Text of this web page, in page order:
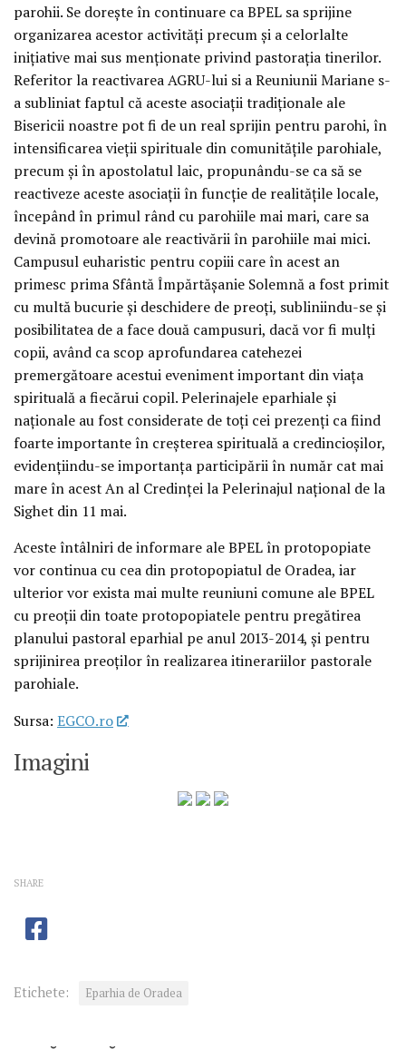
parohii. Se doreşte în continuare ca BPEL sa sprijine
organizarea acestor activităţi precum şi a celorlalte
iniţiative mai sus menţionate privind pastoraţia tinerilor.
Referitor la reactivarea AGRU-lui si a Reuniunii Mariane s-
a subliniat faptul că aceste asociaţii tradiţionale ale
Bisericii noastre pot fi de un real sprijin pentru parohi, în
intensificarea vieţii spirituale din comunităţile parohiale,
precum şi în apostolatul laic, propunându-se ca să se
reactiveze aceste asociaţii în funcţie de realităţile locale,
începând în primul rând cu parohiile mai mari, care sa
devină promotoare ale reactivării în parohiile mai mici.
Campusul euharistic pentru copiii care în acest an
primesc prima Sfântă Împărtăşanie Solemnă a fost primit
cu multă bucurie şi deschidere de preoţi, subliniindu-se şi
posibilitatea de a face două campusuri, dacă vor fi mulţi
copii, având ca scop aprofundarea catehezei
premergătoare acestui eveniment important din viaţa
spirituală a fiecărui copil. Pelerinajele eparhiale şi
naţionale au fost considerate de toţi cei prezenţi ca fiind
foarte importante în creşterea spirituală a credincioşilor,
evidenţiindu-se importanţa participării în număr cat mai
mare în acest An al Credinţei la Pelerinajul naţional de la
Sighet din 11 mai.
Aceste întâlniri de informare ale BPEL în protopopiate
vor continua cu cea din protopopiatul de Oradea, iar
ulterior vor exista mai multe reuniuni comune ale BPEL
cu preoţii din toate protopopiatele pentru pregătirea
planului pastoral eparhial pe anul 2013-2014, şi pentru
sprijinirea preoţilor în realizarea itinerariilor pastorale
parohiale.
Sursa: EGCO.ro
Imagini
SHARE
Etichete: Eparhia de Oradea